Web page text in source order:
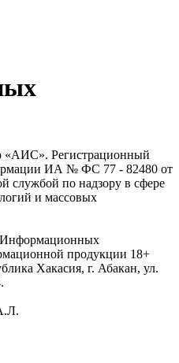
«АИС». Регистрационный
ИА № ФС 77 - 82480 от
службой по надзору в сфере
и массовых
продукции 18+
Хакасия, г. Абакан, ул.